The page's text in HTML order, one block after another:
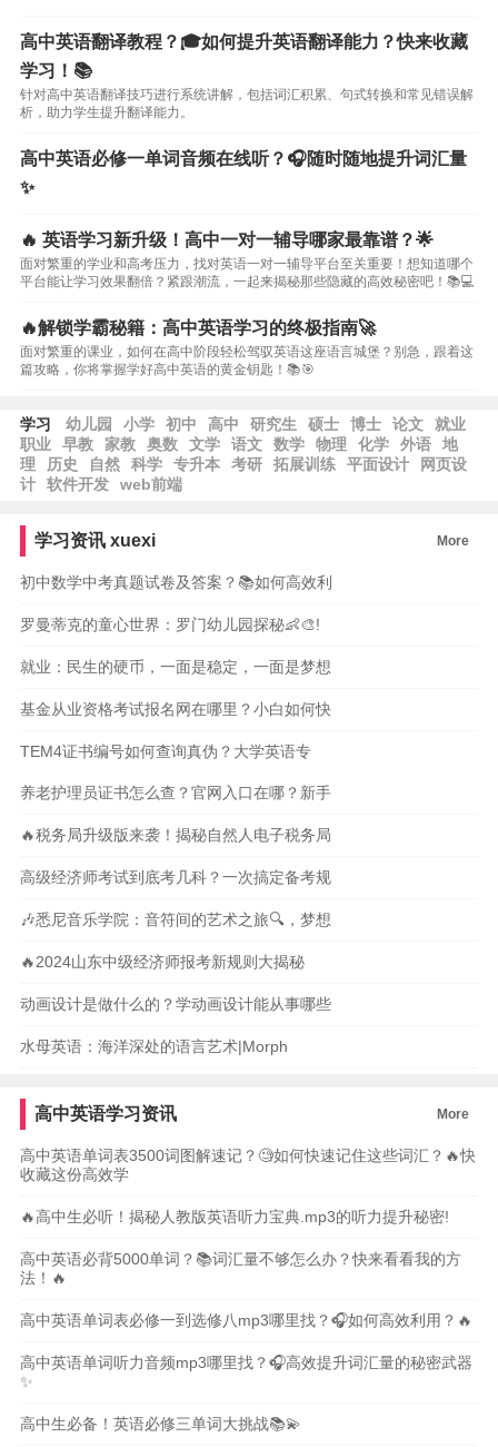
高中英语翻译教程？🎓如何提升英语翻译能力？快来收藏
学习！📚
针对高中英语翻译技巧进行系统讲解，包括词汇积累、句式转换和常见错误解
析，助力学生提升翻译能力。
高中英语必修一单词音频在线听？🎧随时随地提升词汇量
✨
🔥 英语学习新升级！高中一对一辅导哪家最靠谱？🌟
面对繁重的学业和高考压力，找对英语一对一辅导平台至关重要！想知道哪个
平台能让学习效果翻倍？紧跟潮流，一起来揭秘那些隐藏的高效秘密吧！📚💻
🔥解锁学霸秘籍：高中英语学习的终极指南🚀
面对繁重的课业，如何在高中阶段轻松驾驭英语这座语言城堡？别急，跟着这
篇攻略，你将掌握学好高中英语的黄金钥匙！📚🎯
学习 幼儿园 小学 初中 高中 研究生 硕士 博士 论文
就业
职业
早教 家教 奥数 文学 语文 数学 物理 化学 外语
地
理
历史 自然 科学 专升本 考研 拓展训练 平面设计
网页设
计
软件开发 web前端
学习资讯 xuexi More
初中数学中考真题试卷及答案？📚如何高效利
罗曼蒂克的童心世界：罗门幼儿园探秘👶🎨!
就业：民生的硬币，一面是稳定，一面是梦想
基金从业资格考试报名网在哪里？小白如何快
TEM4证书编号如何查询真伪？大学英语专
养老护理员证书怎么查？官网入口在哪？新手
🔥税务局升级版来袭！揭秘自然人电子税务局
高级经济师考试到底考几科？一次搞定备考规
🎶悉尼音乐学院：音符间的艺术之旅🔍，梦想
🔥2024山东中级经济师报考新规则大揭秘
动画设计是做什么的？学动画设计能从事哪些
水母英语：海洋深处的语言艺术|Morph
高中英语学习资讯 More
高中英语单词表3500词图解速记？🧐如何快速记住这些词汇？🔥快
收藏这份高效学
🔥高中生必听！揭秘人教版英语听力宝典.mp3的听力提升秘密!
高中英语必背5000单词？📚词汇量不够怎么办？快来看看我的方
法！🔥
高中英语单词表必修一到选修八mp3哪里找？🎧如何高效利用？🔥
高中英语单词听力音频mp3哪里找？🎧高效提升词汇量的秘密武器
✨
高中生必备！英语必修三单词大挑战📚💫